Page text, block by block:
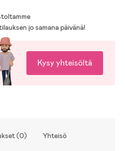
jo samana päivänä!
Kysy yhteisöltä
(0) Yhteisö